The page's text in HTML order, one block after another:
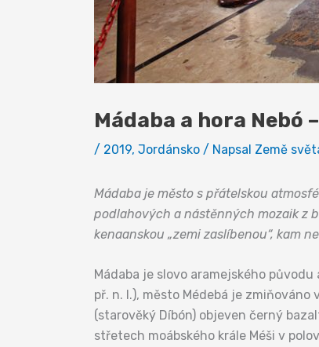
Mádaba a hora Nebó
/ 2019, Jordánsko / Napsal Země
Mádaba je město s přátelskou
podlahových a nástěnných mozaik z
kenaanskou „zemi zaslíbenou“, kam
Mádaba je slovo aramejského
př. n. l.), město Médebá je
(starověký Díbón) objeven černý
střetech moábského krále Méši v